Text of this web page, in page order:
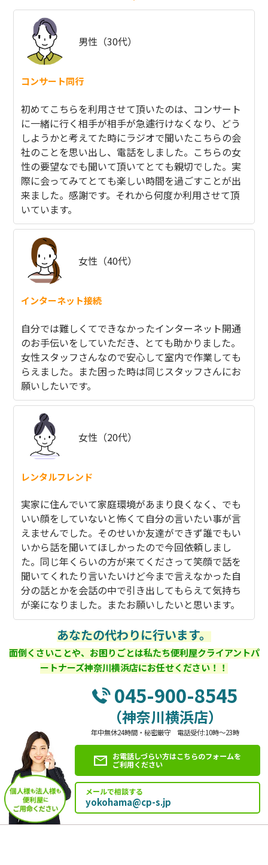
男性（30代）
コンサート同行
初めてこちらを利用させて頂いたのは、コンサート
に一緒に行く相手が相手が急遽行けなくなり、どう
しようかと考えてた時にラジオで聞いたこちらの会
社のことを思い出し、電話をしました。こちらの女
性の要望なでも聞いて頂いてとても親切でした。実
際に会ってみてとても楽しい時間を過ごすことが出
来ました。感謝です。それから何度か利用させて頂
いています。
女性（40代）
インターネット接続
自分では難しくてできなかったインターネット開通
のお手伝いをしていただき、とても助かりました。
女性スタッフさんなので安心して室内で作業しても
らえました。また困った時は同じスタッフさんにお
願いしたいです。
女性（20代）
レンタルフレンド
実家に住んでいて家庭環境があまり良くなく、でも
いい顔をしていないと怖くて自分の言いたい事が言
えませんでした。そのせいか友達ができず誰でもい
いから話を聞いてほしかったので今回依頼しまし
た。同じ年くらいの方が来てくださって笑顔で話を
聞いてくれたり言いたいけど今まで言えなかった自
分の話とかを会話の中で引き出してもらえて気持ち
が楽になりました。またお願いしたいと思います。
あなたの代わりに行います。
面倒くさいことや、お困りごとは私たち便利屋クライアントパ
ートナーズ神奈川横浜店にお任せください！！
045-900-8545
（神奈川横浜店）
年中無休24時間・秘密厳守 電話受付:10時～23時
お電話しづらい方はこちらのフォームを
ご利用ください
メールで相談する
yokohama@cp-s.jp